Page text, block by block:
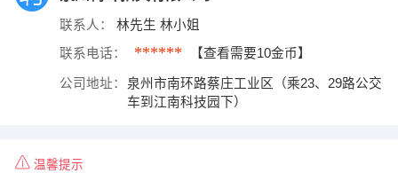
联系人： 林先生 林小姐
联系电话： ****** 【查看需要10金币】
公司地址：
泉州市南环路蔡庄工业区（乘23、29路公交
车到江南科技园下）
温馨提示